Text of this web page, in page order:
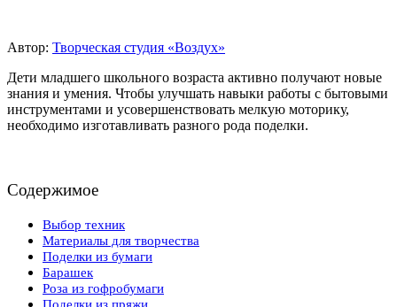
Автор: Творческая студия «Воздух»
Дети младшего школьного возраста активно получают новые
знания и умения. Чтобы улучшать навыки работы с бытовыми
инструментами и усовершенствовать мелкую моторику,
необходимо изготавливать разного рода поделки.
Содержимое
Выбор техник
Материалы для творчества
Поделки из бумаги
Барашек
Роза из гофробумаги